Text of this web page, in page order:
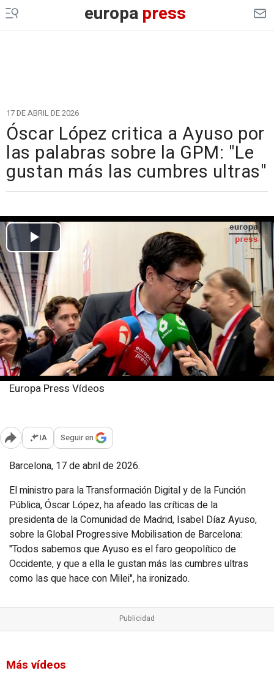
europapress
17 DE ABRIL DE 2026
Óscar López critica a Ayuso por
las palabras sobre la GPM: "Le
gustan más las cumbres ultras"
Europa Press Vídeos
Abrir opciones para compartir
IA Seguir en
Barcelona, 17 de abril de 2026.
El ministro para la Transformación Digital y de la Función
Pública, Óscar López, ha afeado las críticas de la
presidenta de la Comunidad de Madrid, Isabel Díaz Ayuso,
sobre la Global Progressive Mobilisation de Barcelona:
"Todos sabemos que Ayuso es el faro geopolítico de
Occidente, y que a ella le gustan más las cumbres ultras
como las que hace con Milei", ha ironizado.
Más vídeos